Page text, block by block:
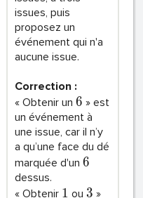
issues, puis
proposez un
événement qui n'a
aucune issue.
Correction :
« Obtenir un 6 » est
un événement à
une issue, car il n’y
a qu’une face du dé
marquée d'un 6
dessus.
« Obtenir 1 ou 3 »